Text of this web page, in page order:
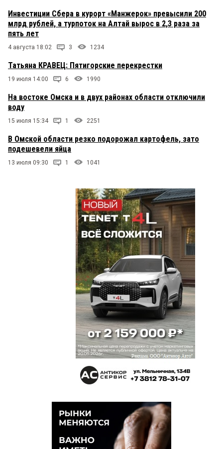
Инвестиции Сбера в курорт «Манжерок» превысили 200
млрд рублей, а турпоток на Алтай вырос в 2,3 раза за
пять лет
4 августа 18:02 3 1234
Татьяна КРАВЕЦ: Пятигорские перекрестки
19 июля 14:00 6 1990
На востоке Омска и в двух районах области отключили
воду
15 июля 15:34 1 2251
В Омской области резко подорожал картофель, зато
подешевели яйца
13 июля 09:30 1 1041